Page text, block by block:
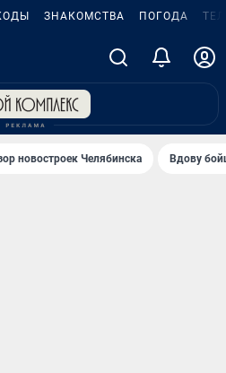
ЗНАКОМСТВА ПОГОДА
новостроек Челябинска Вдову